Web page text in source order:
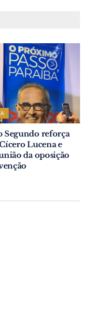
Segundo reforça
Lucena e
da oposição